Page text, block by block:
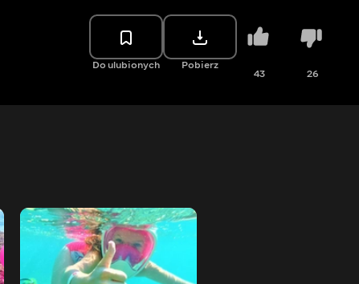
Do ulubionych Pobierz
43 26